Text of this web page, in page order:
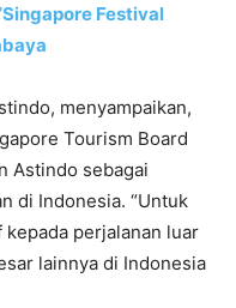
Festival
menyampaikan,
Tourism Board
Astindo sebagai
di Indonesia. “Untuk
perjalanan luar
lainnya di Indonesia